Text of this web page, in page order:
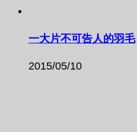
一大片不可告人的羽毛
2015/05/10